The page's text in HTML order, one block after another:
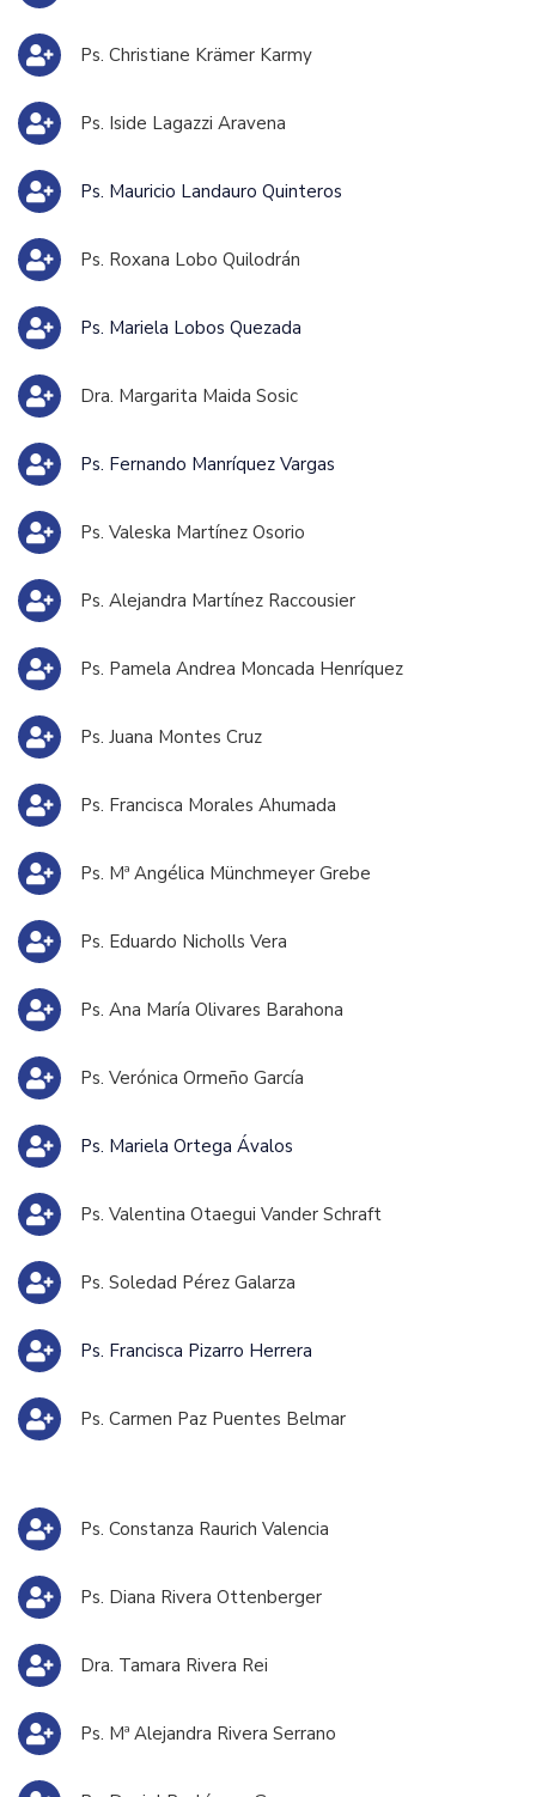
Ps. Christiane Krämer Karmy
Ps. Iside Lagazzi Aravena
Ps. Mauricio Landauro Quinteros
Ps. Roxana Lobo Quilodrán
Ps. Mariela Lobos Quezada
Dra. Margarita Maida Sosic
Ps. Fernando Manríquez Vargas
Ps. Valeska Martínez Osorio
Ps. Alejandra Martínez Raccousier
Ps. Pamela Andrea Moncada Henríquez
Ps. Juana Montes Cruz
Ps. Francisca Morales Ahumada
Ps. Mª Angélica Münchmeyer Grebe
Ps. Eduardo Nicholls Vera
Ps. Ana María Olivares Barahona
Ps. Verónica Ormeño García
Ps. Mariela Ortega Ávalos
Ps. Valentina Otaegui Vander Schraft
Ps. Soledad Pérez Galarza
Ps. Francisca Pizarro Herrera
Ps. Carmen Paz Puentes Belmar
Ps. Constanza Raurich Valencia
Ps. Diana Rivera Ottenberger
Dra. Tamara Rivera Rei
Ps. Mª Alejandra Rivera Serrano